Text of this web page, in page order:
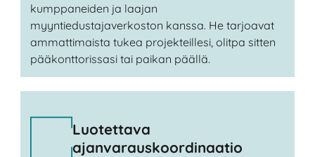
kumppaneiden ja laajan
myyntiedustajaverkoston kanssa. He tarjoavat
ammattimaista tukea projekteillesi, olitpa sitten
pääkonttorissasi tai paikan päällä.
Luotettava
ajanvarauskoordinaatio